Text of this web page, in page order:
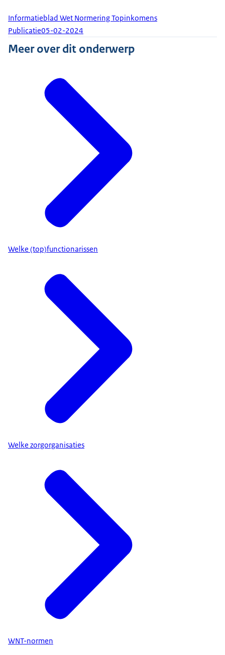
Informatieblad Wet Normering Topinkomens
Publicatie05-02-2024
Meer over dit onderwerp
Welke (top)functionarissen
Welke zorgorganisaties
WNT-normen